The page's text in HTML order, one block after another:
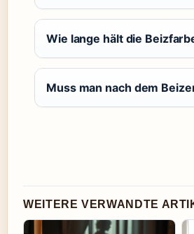
Wie lange hält die
Muss man nach dem
WEITERE VERWANDTE